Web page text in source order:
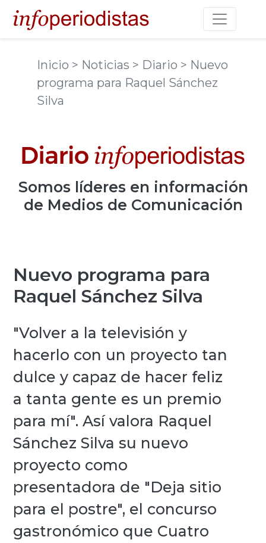
Toggle
Inicio > Noticias > Diario > Nuevo
programa para Raquel Sánchez
Silva
Somos líderes en información
de Medios de Comunicación
Nuevo programa para
Raquel Sánchez Silva
"Volver a la televisión y
hacerlo con un proyecto tan
dulce y capaz de hacer feliz
a tanta gente es un premio
para mí". Así valora Raquel
Sánchez Silva su nuevo
proyecto como
presentadora de "Deja sitio
para el postre", el concurso
gastronómico que Cuatro